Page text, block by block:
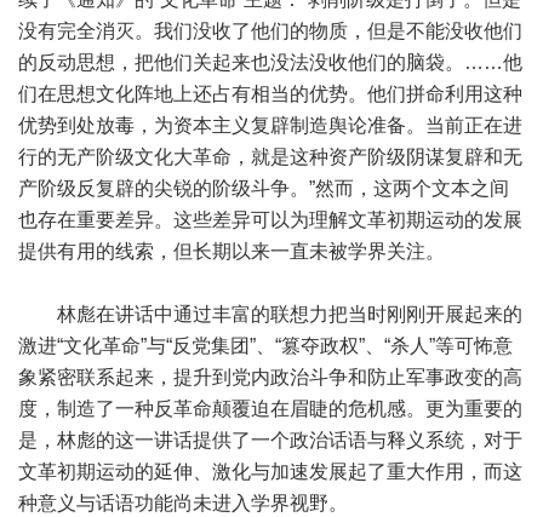
没有完全消灭。我们没收了他们的物质，但是不能没收他们
的反动思想，把他们关起来也没法没收他们的脑袋。……他
们在思想文化阵地上还占有相当的优势。他们拼命利用这种
优势到处放毒，为资本主义复辟制造舆论准备。当前正在进
行的无产阶级文化大革命，就是这种资产阶级阴谋复辟和无
产阶级反复辟的尖锐的阶级斗争。”然而，这两个文本之间
也存在重要差异。这些差异可以为理解文革初期运动的发展
提供有用的线索，但长期以来一直未被学界关注。
林彪在讲话中通过丰富的联想力把当时刚刚开展起来的
激进“文化革命”与“反党集团”、“篡夺政权”、“杀人”等可怖意
象紧密联系起来，提升到党内政治斗争和防止军事政变的高
度，制造了一种反革命颠覆迫在眉睫的危机感。更为重要的
是，林彪的这一讲话提供了一个政治话语与释义系统，对于
文革初期运动的延伸、激化与加速发展起了重大作用，而这
种意义与话语功能尚未进入学界视野。